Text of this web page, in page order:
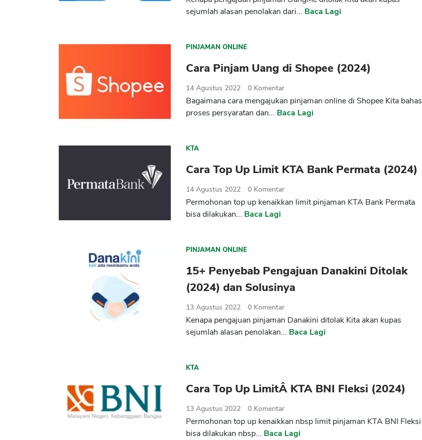
sejumlah alasan penolakan dari... Baca Lagi
PINJAMAN ONLINE
Cara Pinjam Uang di Shopee (2024)
14 Agustus 2022 0 Komentar
Bagaimana cara mengajukan pinjaman online di Shopee Kita bahas
proses persyaratan dan... Baca Lagi
KTA
Cara Top Up Limit KTA Bank Permata (2024)
14 Agustus 2022 0 Komentar
Permohonan top up kenaikkan limit pinjaman KTA Bank Permata
bisa dilakukan... Baca Lagi
PINJAMAN ONLINE
15+ Penyebab Pengajuan Danakini Ditolak
(2024) dan Solusinya
13 Agustus 2022 0 Komentar
Kenapa pengajuan pinjaman Danakini ditolak Kita akan kupas
sejumlah alasan penolakan... Baca Lagi
KTA
Cara Top Up LimitÂ KTA BNI Fleksi (2024)
13 Agustus 2022 0 Komentar
Permohonan top up kenaikkan nbsp limit pinjaman KTA BNI Fleksi
bisa dilakukan nbsp... Baca Lagi